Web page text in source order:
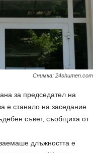
Снимка: 24shumen.com
за председател на
е станало на заседание
съвет, съобщиха от
длъжността е